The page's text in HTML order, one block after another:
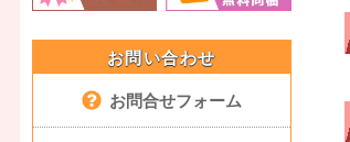
お問い合わせ
お問合せフォーム